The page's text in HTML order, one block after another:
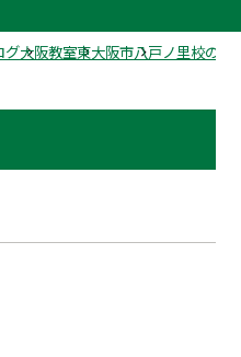
グ大阪教室東大阪市八戸ノ里校のス